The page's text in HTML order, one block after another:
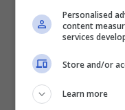
Personalised
content
services
Store and/or
Learn more